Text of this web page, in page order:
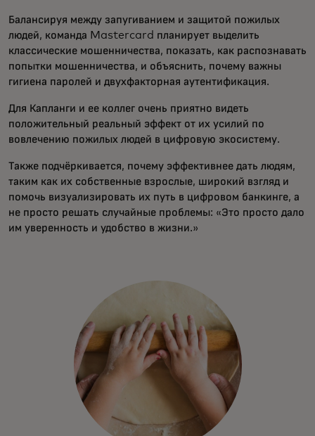
Балансируя между запугиванием и защитой пожилых
людей, команда Mastercard планирует выделить
классические мошенничества, показать, как распознавать
попытки мошенничества, и объяснить, почему важны
гигиена паролей и двухфакторная аутентификация.
Для Капланги и ее коллег очень приятно видеть
положительный реальный эффект от их усилий по
вовлечению пожилых людей в цифровую экосистему.
Также подчёркивается, почему эффективнее дать людям,
таким как их собственные взрослые, широкий взгляд и
помочь визуализировать их путь в цифровом банкинге, а
не просто решать случайные проблемы: «Это просто дало
им уверенность и удобство в жизни.»